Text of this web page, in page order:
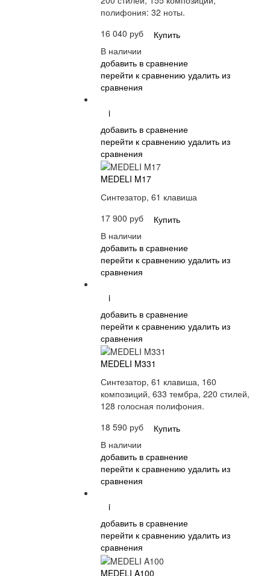
полифония: 32 ноты.
16 040 руб
Купить
В наличии
добавить в сравнение
перейти к сравнению удалить из
сравнения
i
добавить в сравнение
перейти к сравнению удалить из
сравнения
MEDELI M17
Синтезатор, 61 клавиша
17 900 руб
Купить
В наличии
добавить в сравнение
перейти к сравнению удалить из
сравнения
i
добавить в сравнение
перейти к сравнению удалить из
сравнения
MEDELI M331
Синтезатор, 61 клавиша, 160
композиций, 633 тембра, 220 стилей,
128 голосная полифония.
18 590 руб
Купить
В наличии
добавить в сравнение
перейти к сравнению удалить из
сравнения
i
добавить в сравнение
перейти к сравнению удалить из
сравнения
MEDELI A100